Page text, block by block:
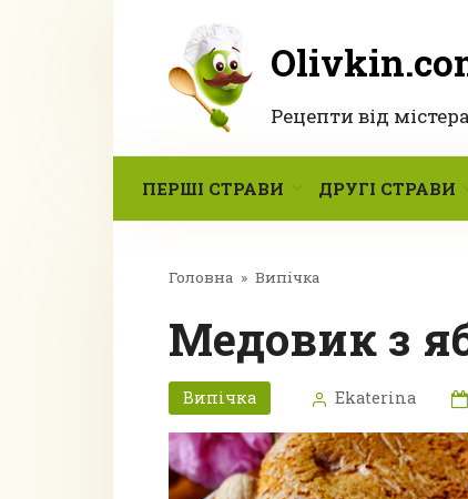
Рецепти від
ПЕРШІ СТРАВИ ДРУГІ СТРАВИ
Головна » Випічка
Медовик з
Випічка Ekaterina